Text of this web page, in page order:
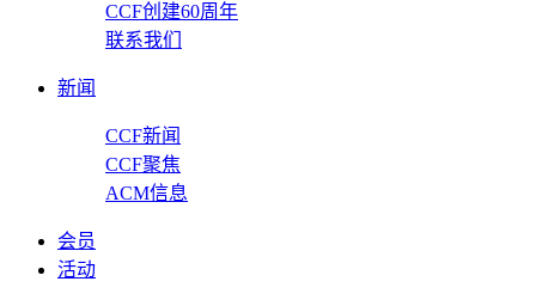
CCF创建60周年
联系我们
新闻
CCF新闻
CCF聚焦
ACM信息
会员
活动